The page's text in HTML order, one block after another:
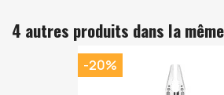
4 autres produits dans la
-20%